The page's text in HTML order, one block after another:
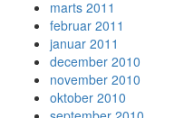
marts 2011
februar 2011
januar 2011
december 2010
november 2010
oktober 2010